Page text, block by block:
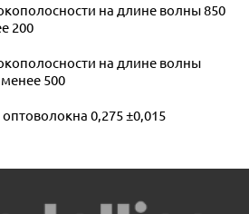
на длине волны 850
200
на длине волны
500
0,275 ±0,015